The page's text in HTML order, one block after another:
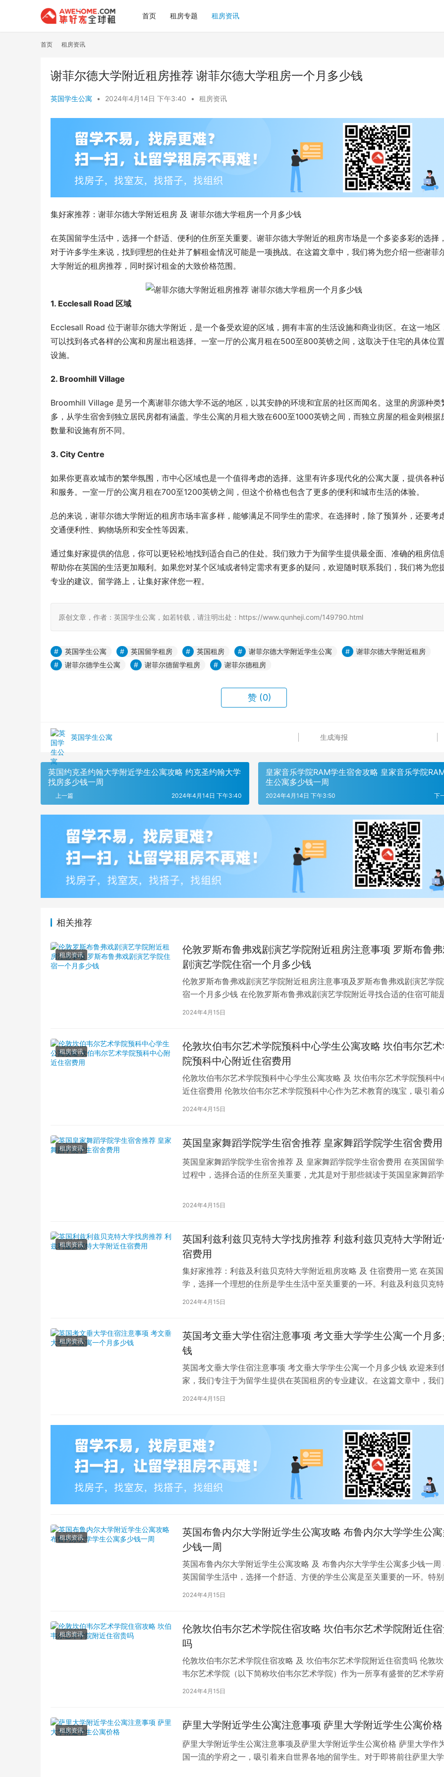
首页 租房专题 租房资讯
首页 租房资讯
谢菲尔德大学附近租房推荐 谢菲尔德大学租房一个月多少钱
英国学生公寓 • 2024年4月14日 下午3:40 • 租房资讯
集好家推荐：谢菲尔德大学附近租房 及 谢菲尔德大学租房一个月多少钱
在英国留学生活中，选择一个舒适、便利的住所至关重要。谢菲尔德大学附近的租房市场是一个多姿多彩的选择
对于许多学生来说，找到理想的住处并了解租金情况可能是一项挑战。在这篇文章中，我们将为您介绍一些谢菲
大学附近的租房推荐，同时探讨租金的大致价格范围。
1. Ecclesall Road 区域
Ecclesall Road 位于谢菲尔德大学附近，是一个备受欢迎的区域，拥有丰富的生活设施和商业街区。在这一地区
可以找到各式各样的公寓和房屋出租选择。一室一厅的公寓月租在500至800英镑之间，这取决于住宅的具体位
设施。
2. Broomhill Village
Broomhill Village 是另一个离谢菲尔德大学不远的地区，以其安静的环境和宜居的社区而闻名。这里的房源种类
多，从学生宿舍到独立居民房都有涵盖。学生公寓的月租大致在600至1000英镑之间，而独立房屋的租金则根据
数量和设施有所不同。
3. City Centre
如果你更喜欢城市的繁华氛围，市中心区域也是一个值得考虑的选择。这里有许多现代化的公寓大厦，提供各种
和服务。一室一厅的公寓月租在700至1200英镑之间，但这个价格也包含了更多的便利和城市生活的体验。
总的来说，谢菲尔德大学附近的租房市场丰富多样，能够满足不同学生的需求。在选择时，除了预算外，还要考
交通便利性、购物场所和安全性等因素。
通过集好家提供的信息，你可以更轻松地找到适合自己的住处。我们致力于为留学生提供最全面、准确的租房信
帮助你在英国的生活更加顺利。如果您对某个区域或者特定需求有更多的疑问，欢迎随时联系我们，我们将为您
专业的建议。留学路上，让集好家伴您一程。
原创文章，作者：英国学生公寓，如若转载，请注明出处：https://www.qunheji.com/149790.html
英国学生公寓 英国留学租房 英国租房 谢菲尔德大学附近学生公寓
谢菲尔德大学附近租房
谢菲尔德学生公寓
谢菲尔德留学租房 谢菲尔德租房
赞 (0)
英国学生公寓 生成海报
英国约克圣约翰大学附近学生公寓攻略 约克圣约翰大学
找房多少钱一周
上一篇 2024年4月14日 下午3:40
皇家音乐学院RAM学生宿舍攻略 皇家音乐学院
生公寓多少钱一周
下
2024年4月14日 下午3:50
相关推荐
租房资讯
伦敦罗斯布鲁弗戏剧演艺学院附近租房注意事项 罗斯布鲁
剧演艺学院住宿一个月多少钱
伦敦罗斯布鲁弗戏剧演艺学院附近租房注意事项及罗斯布鲁弗戏剧演艺学
宿一个月多少钱 在伦敦罗斯布鲁弗戏剧演艺学院附近寻找合适的住宿可能
学生活中的一项关键任务。为了帮助您顺利完成…
2024年4月15日
租房资讯
伦敦坎伯韦尔艺术学院预科中心学生公寓攻略 坎伯韦尔艺
院预科中心附近住宿费用
伦敦坎伯韦尔艺术学院预科中心学生公寓攻略 及 坎伯韦尔艺术学院预科中
近住宿费用 伦敦坎伯韦尔艺术学院预科中心作为艺术教育的瑰宝，吸引着
2024年4月15日
租房资讯 英国皇家舞蹈学院学生宿舍推荐 皇家舞蹈学院学生宿舍费用
英国皇家舞蹈学院学生宿舍推荐 及 皇家舞蹈学院学生宿舍费用 在英国留
过程中，选择合适的住所至关重要，尤其是对于那些就读于英国皇家舞蹈学
2024年4月15日
租房资讯
英国利兹利兹贝克特大学找房推荐 利兹利兹贝克特大学附
宿费用
集好家推荐：利兹及利兹贝克特大学附近租房攻略 及 住宿费用一览 在英
学，选择一个理想的住所是学生生活中至关重要的一环。利兹及利兹贝克特
学（以下简称利兹贝大）作为英国一所卓越的…
2024年4月15日
租房资讯
英国考文垂大学住宿注意事项 考文垂大学学生公寓一个月
钱
英国考文垂大学住宿注意事项 考文垂大学学生公寓一个月多少钱 欢迎来到
家，我们专注于为留学生提供在英国租房的专业建议。在这篇文章中，我们
深入探讨英国考文垂大学住宿的注意事项，以…
2024年4月15日
租房资讯
英国布鲁内尔大学附近学生公寓攻略 布鲁内尔大学学生公寓
少钱一周
英国布鲁内尔大学附近学生公寓攻略 及 布鲁内尔大学学生公寓多少钱一周
英国留学生活中，选择一个舒适、方便的学生公寓是至关重要的一环。特别
2024年4月15日
租房资讯
伦敦坎伯韦尔艺术学院住宿攻略 坎伯韦尔艺术学院附近住
吗
伦敦坎伯韦尔艺术学院住宿攻略 及 坎伯韦尔艺术学院附近住宿贵吗 伦敦
韦尔艺术学院（以下简称坎伯韦尔艺术学院）作为一所享有盛誉的艺术学府
吸引了全球各地的学子前来学习。而对于即将…
2024年4月15日
租房资讯 萨里大学附近学生公寓注意事项 萨里大学附近学生公寓价格
萨里大学附近学生公寓注意事项及萨里大学附近学生公寓价格 萨里大学作
国一流的学府之一，吸引着来自世界各地的留学生。对于即将前往萨里大学